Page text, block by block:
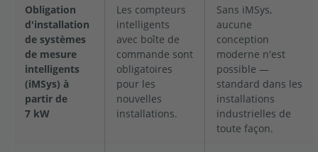
Obligation
d'installation
de systèmes
de mesure
intelligents
(iMSys) à
partir de
7 kW
Les compteurs
intelligents
avec boîte de
commande sont
obligatoires
pour les
nouvelles
installations.
Sans iMSys,
aucune
conception
moderne n'est
possible —
standard dans les
installations
industrielles de
toute façon.